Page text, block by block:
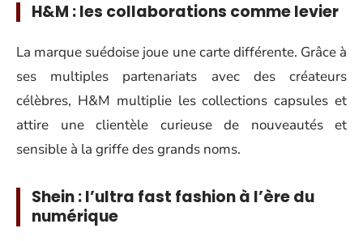
H&M : les collaborations comme levier
La marque suédoise joue une carte différente. Grâce à
ses multiples partenariats avec des créateurs
célèbres, H&M multiplie les collections capsules et
attire une clientèle curieuse de nouveautés et
sensible à la griffe des grands noms.
Shein : l’ultra fast fashion à l’ère du
numérique